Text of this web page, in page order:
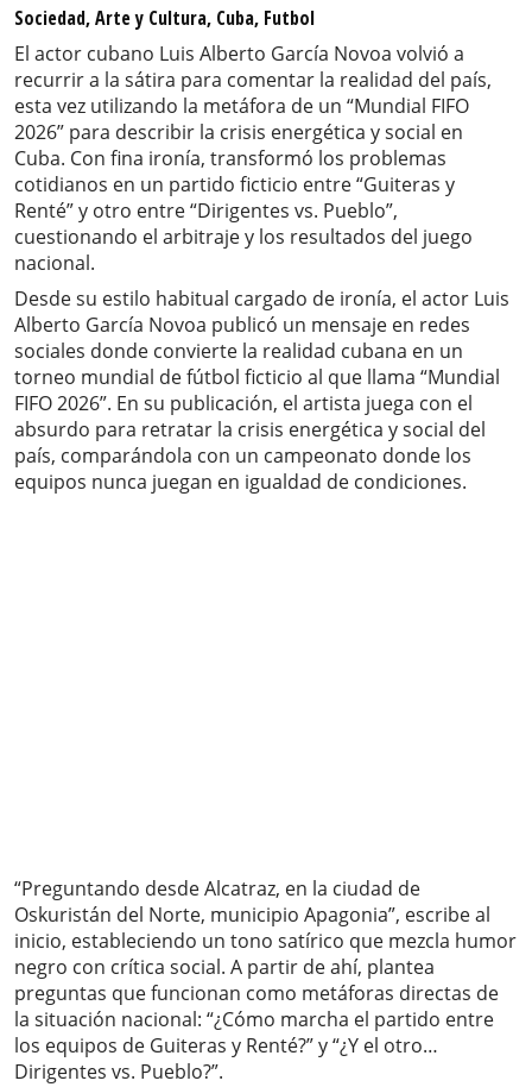
Sociedad, Arte y Cultura, Cuba, Futbol
El actor cubano Luis Alberto García Novoa volvió a
recurrir a la sátira para comentar la realidad del país,
esta vez utilizando la metáfora de un “Mundial FIFO
2026” para describir la crisis energética y social en
Cuba. Con fina ironía, transformó los problemas
cotidianos en un partido ficticio entre “Guiteras y
Renté” y otro entre “Dirigentes vs. Pueblo”,
cuestionando el arbitraje y los resultados del juego
nacional.
Desde su estilo habitual cargado de ironía, el actor Luis
Alberto García Novoa publicó un mensaje en redes
sociales donde convierte la realidad cubana en un
torneo mundial de fútbol ficticio al que llama “Mundial
FIFO 2026”. En su publicación, el artista juega con el
absurdo para retratar la crisis energética y social del
país, comparándola con un campeonato donde los
equipos nunca juegan en igualdad de condiciones.
“Preguntando desde Alcatraz, en la ciudad de
Oskuristán del Norte, municipio Apagonia”, escribe al
inicio, estableciendo un tono satírico que mezcla humor
negro con crítica social. A partir de ahí, plantea
preguntas que funcionan como metáforas directas de
la situación nacional: “¿Cómo marcha el partido entre
los equipos de Guiteras y Renté?” y “¿Y el otro…
Dirigentes vs. Pueblo?”.